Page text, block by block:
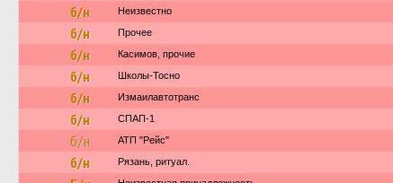
б/н Неизвестно
б/н Прочее
б/н Касимов, прочие
б/н Школы-Тосно
б/н Измаилавтотранс
б/н СПАП-1
б/н АТП "Рейс"
б/н Рязань, ритуал.